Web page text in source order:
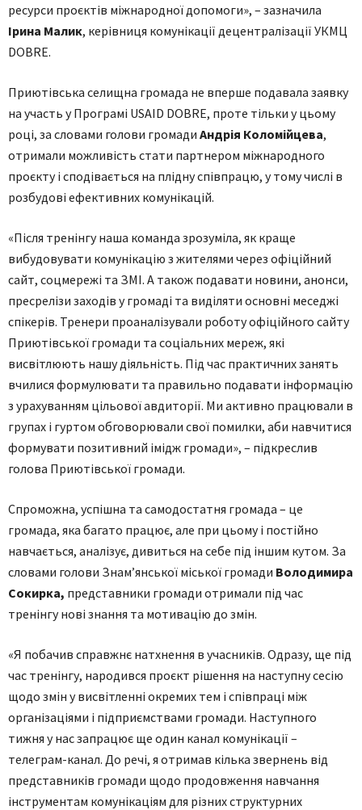
ресурси проєктів міжнародної допомоги», – зазначила
Ірина Малик, керівниця комунікації децентралізації УКМЦ
DOBRE.
Приютівська селищна громада не вперше подавала заявку
на участь у Програмі USAID DOBRE, проте тільки у цьому
році, за словами голови громади Андрія Коломійцева,
отримали можливість стати партнером міжнародного
проєкту і сподівається на плідну співпрацю, у тому числі в
розбудові ефективних комунікацій.
«Після тренінгу наша команда зрозуміла, як краще
вибудовувати комунікацію з жителями через офіційний
сайт, соцмережі та ЗМІ. А також подавати новини, анонси,
пресрелізи заходів у громаді та виділяти основні меседжі
спікерів. Тренери проаналізували роботу офіційного сайту
Приютівської громади та соціальних мереж, які
висвітлюють нашу діяльність. Під час практичних занять
вчилися формулювати та правильно подавати інформацію
з урахуванням цільової авдиторії. Ми активно працювали в
групах і гуртом обговорювали свої помилки, аби навчитися
формувати позитивний імідж громади», – підкреслив
голова Приютівської громади.
Спроможна, успішна та самодостатня громада – це
громада, яка багато працює, але при цьому і постійно
навчається, аналізує, дивиться на себе під іншим кутом. За
словами голови Знам’янської міської громади Володимира
Сокирка, представники громади отримали під час
тренінгу нові знання та мотивацію до змін.
«Я побачив справжнє натхнення в учасників. Одразу, ще під
час тренінгу, народився проєкт рішення на наступну сесію
щодо змін у висвітленні окремих тем і співпраці між
організаціями і підприємствами громади. Наступного
тижня у нас запрацює ще один канал комунікації –
телеграм-канал. До речі, я отримав кілька звернень від
представників громади щодо продовження навчання
інструментам комунікаціям для різних структурних